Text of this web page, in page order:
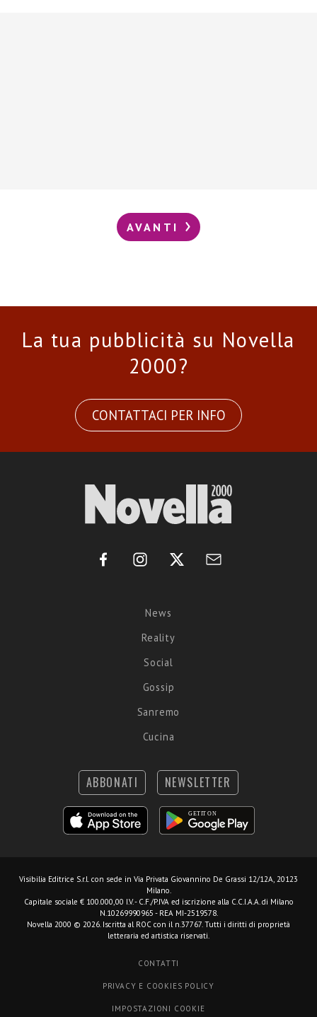
AVANTI
La tua pubblicità su Novella
2000?
CONTATTACI PER INFO
News
Reality
Social
Gossip
Sanremo
Cucina
ABBONATI NEWSLETTER
Visibilia Editrice S.r.l. con sede in Via Privata Giovannino De Grassi 12/12A, 20123
Milano.
Capitale sociale € 100.000,00 I.V. - C.F./P.IVA ed iscrizione alla C.C.I.A.A. di Milano
N.10269990965 - REA MI-2519578.
Novella 2000 © 2026. Iscritta al ROC con il n.37767. Tutti i diritti di proprietà
letteraria ed artistica riservati.
CONTATTI
PRIVACY E COOKIES POLICY
IMPOSTAZIONI COOKIE